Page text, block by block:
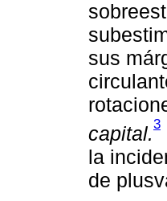
sus
capital.3
la
de